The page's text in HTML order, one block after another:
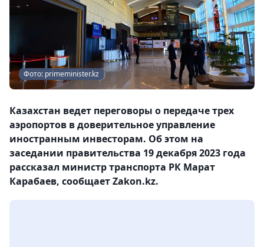
Фото: primeminister.kz
Казахстан ведет переговоры о передаче трех
аэропортов в доверительное управление
иностранным инвесторам. Об этом на
заседании правительства 19 декабря 2023 года
рассказал министр транспорта РК Марат
Карабаев, сообщает Zakon.kz.